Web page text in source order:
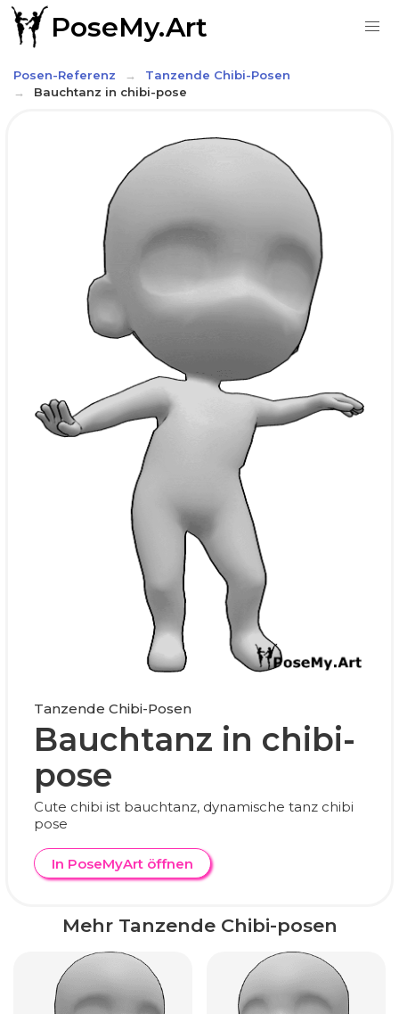
PoseMy.Art
Posen-Referenz
Tanzende Chibi-Posen
Bauchtanz in chibi-pose
Tanzende Chibi-Posen
Bauchtanz in chibi-
pose
Cute chibi ist bauchtanz, dynamische tanz chibi
pose
In PoseMyArt öffnen
Mehr Tanzende Chibi-posen